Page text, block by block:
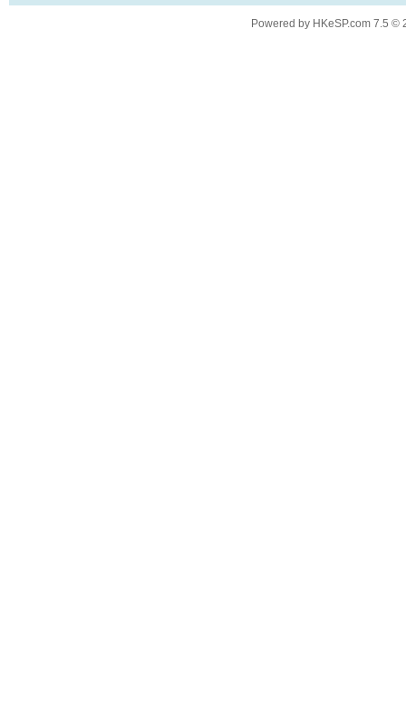
Powered by HKeSP.com 7.5 ©